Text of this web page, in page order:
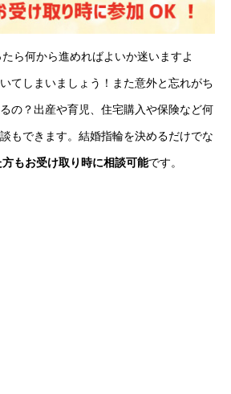
ら何から進めればよいか迷いますよ
てしまいましょう！また意外と忘れがち
の？出産や育児、住宅購入や保険など何
もできます。結婚指輪を決めるだけでな
もお受け取り時に相談可能です。